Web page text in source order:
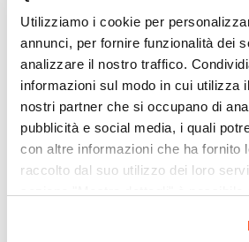
Utilizziamo i cookie per
annunci, per fornire funzionalità dei
analizzare il nostro traffico.
informazioni sul modo in cui utilizza
nostri partner che si occupano di
pubblicità e social media, i quali
con altre informazioni che ha fornito
raccolto dal suo utilizzo dei loro
momento. Per maggiori informazioni
in